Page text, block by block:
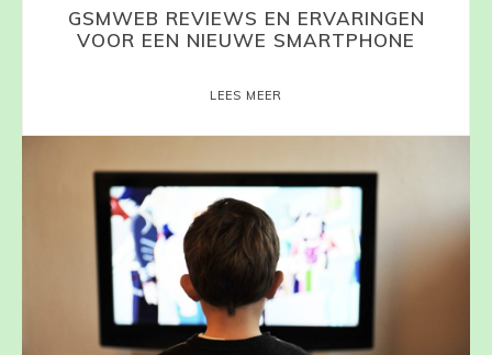
GSMWEB REVIEWS EN ERVARINGEN
VOOR EEN NIEUWE SMARTPHONE
LEES MEER